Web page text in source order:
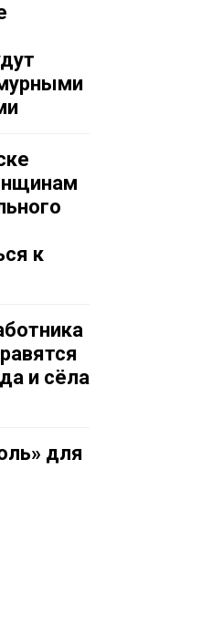
к
и сёла
для